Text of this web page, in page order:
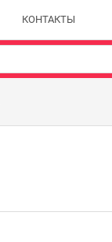
КОНТАКТЫ